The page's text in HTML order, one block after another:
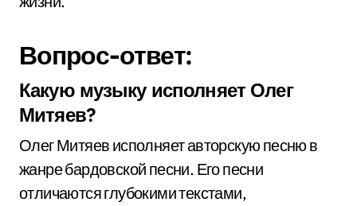
Вопрос-ответ:
Какую музыку исполняет Олег
Митяев?
Олег Митяев исполняет авторскую песню в
жанре бардовской песни. Его песни
отличаются глубокими текстами,